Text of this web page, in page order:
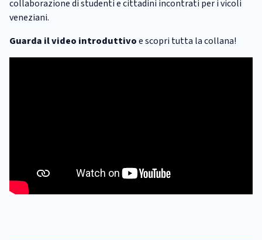
collaborazione di studenti e cittadini incontrati per i vicoli
veneziani.
Guarda il video introduttivoe scopri tutta la collana!